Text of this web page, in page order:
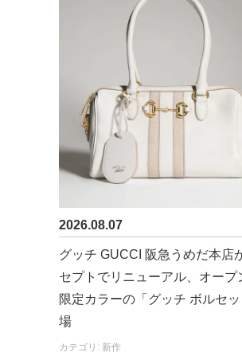
2026.08.07
グッチ GUCCI 阪急うめだ本店
セプトでリニューアル、オープ
限定カラーの「グッチ ボルセ
場
カテゴリ: 新作